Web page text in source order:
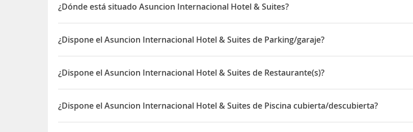
¿Dónde está situado Asuncion Internacional Hotel & Suites?
El Asuncion Internacional Hotel & Suites está situado en Ayolas 520
¿Dispone el Asuncion Internacional Hotel & Suites de Parking/garaje?
Sí, el Asuncion Internacional Hotel & Suites dispone de Parking/garaje
¿Dispone el Asuncion Internacional Hotel & Suites de Restaurante(s)?
Sí, el Asuncion Internacional Hotel & Suites dispone de Restaurante(s)
¿Dispone el Asuncion Internacional Hotel & Suites de Piscina cubierta/descubierta?
Sí, el Asuncion Internacional Hotel & Suites dispone de Piscina cubierta/descubierta